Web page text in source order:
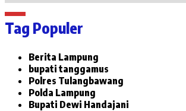
Tag Populer
Berita Lampung
bupati tanggamus
Polres Tulangbawang
Polda Lampung
Bupati Dewi Handajani